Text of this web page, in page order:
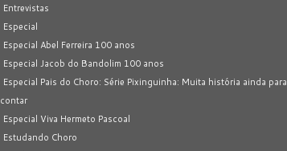
Entrevistas
Especial
Especial Abel Ferreira 100 anos
Especial Jacob do Bandolim 100 anos
Especial Pais do Choro: Série Pixinguinha: Muita história ainda para
contar
Especial Viva Hermeto Pascoal
Estudando Choro